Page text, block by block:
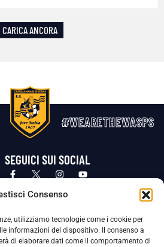
Consenso
utilizziamo tecnologie come i cookie per
informazioni del dispositivo. Il consenso a
di elaborare dati come il comportamento di
CARICA ANCORA
#WEARETHEWASPS
SEGUICI SUI SOCIAL
Policy Cookie Policy
dei Dati Personali (DPO), figura specializzata che vigila sulle modalità
Società per tutelare i Suoi dati personali.